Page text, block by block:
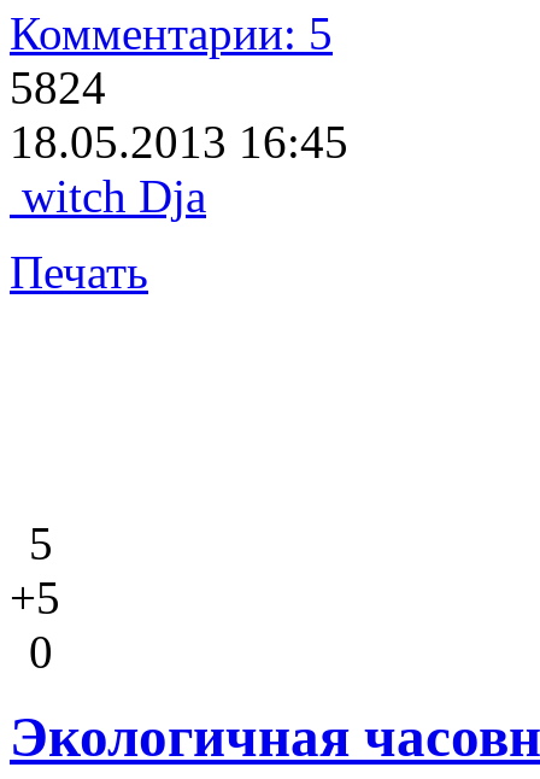
Комментарии: 5
5824
18.05.2013 16:45
witch Dja
Печать
5
+5
0
Экологичная